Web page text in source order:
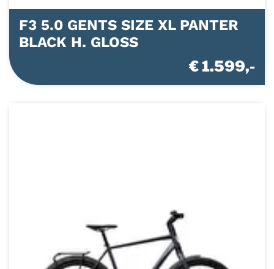
F3 5.0 GENTS SIZE XL PANTER
BLACK H. GLOSS
€ 1.599,-